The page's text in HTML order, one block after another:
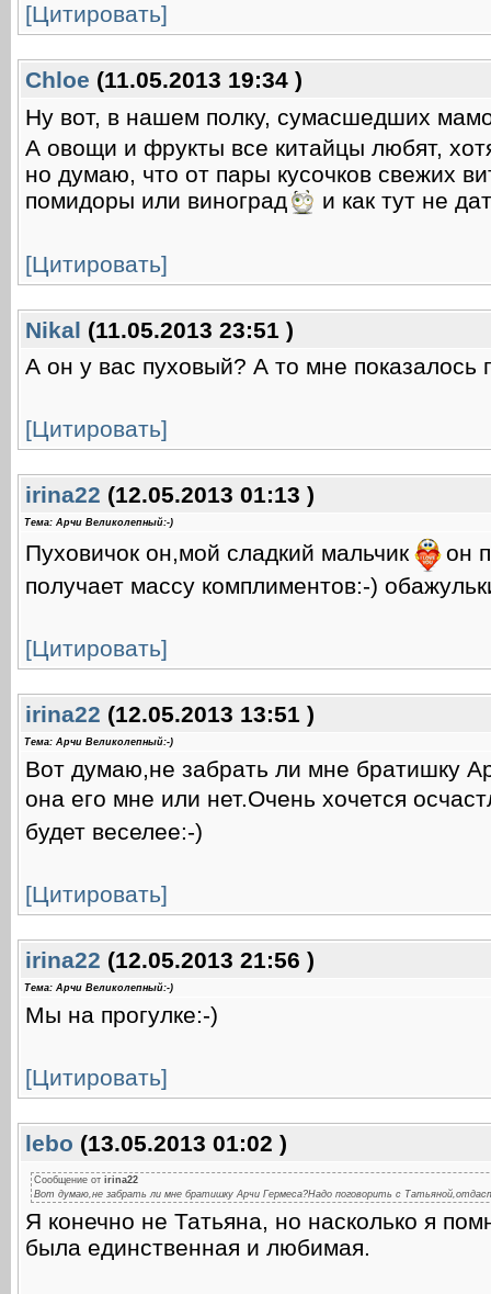
[Цитировать]
Chloe (11.05.2013 19:34 )
Ну вот, в нашем полку, сумасшедших
А овощи и фрукты все китайцы любят,
но думаю, что от пары кусочков свежих
помидоры или виноград
и как тут не
[Цитировать]
Nikal (11.05.2013 23:51 )
А он у вас пуховый? А то мне показалось
[Цитировать]
irina22 (12.05.2013 01:13 )
Тема: Арчи Великолепный:-)
Пуховичок он,мой сладкий мальчик
он
получает массу комплиментов:-)
[Цитировать]
irina22 (12.05.2013 13:51 )
Тема: Арчи Великолепный:-)
Вот думаю,не забрать ли мне братишку
она его мне или нет.Очень хочется
будет веселее:-)
[Цитировать]
irina22 (12.05.2013 21:56 )
Тема: Арчи Великолепный:-)
Мы на прогулке:-)
[Цитировать]
lebo (13.05.2013 01:02 )
Сообщение от irina22
Вот думаю,не забрать ли мне братишку Арчи Гермеса?Надо поговорить с
Я конечно не Татьяна, но насколько я
была единственная и любимая.